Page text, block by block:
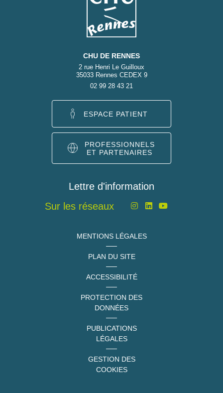
CHU DE RENNES
2 rue Henri Le Guilloux
35033 Rennes CEDEX 9
02 99 28 43 21
ESPACE PATIENT
PROFESSIONNELS
ET PARTENAIRES
Lettre d'information
Sur les réseaux
MENTIONS LÉGALES
PLAN DU SITE
ACCESSIBILITÉ
PROTECTION DES
DONNÉES
PUBLICATIONS
LÉGALES
GESTION DES
COOKIES